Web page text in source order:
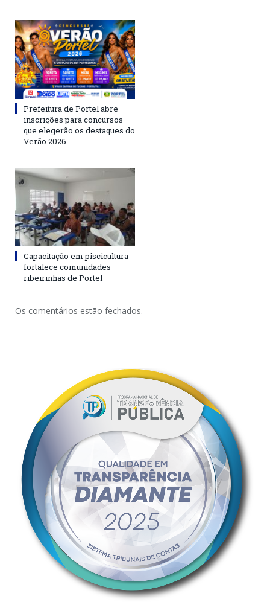
Prefeitura de Portel abre
inscrições para concursos
que elegerão os destaques do
Verão 2026
Capacitação em piscicultura
fortalece comunidades
ribeirinhas de Portel
Os comentários estão fechados.